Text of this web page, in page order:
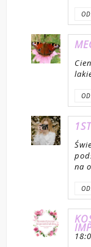
na